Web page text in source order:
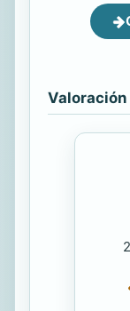
Valoración